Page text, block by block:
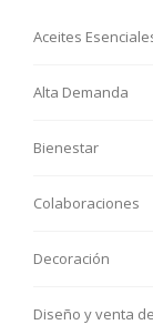
Aceites
Alta Demanda
Bienestar
Colaboraciones
Decoración
Diseño y venta